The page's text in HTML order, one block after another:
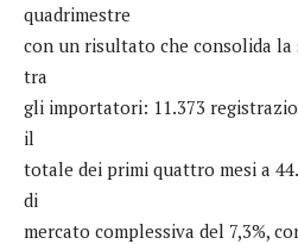
quadrimestre
con un risultato che consolida la
tra
gli importatori: 11.373
il
totale dei primi quattro mesi a
di
mercato complessiva del 7,3%,